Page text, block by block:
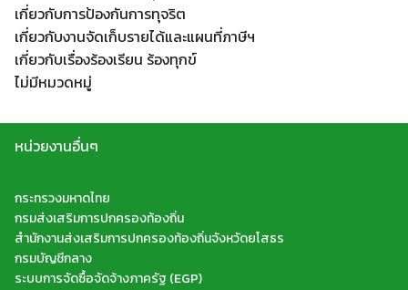
เกี่ยวกับการป้องกันการทุจริต
เกี่ยวกับงานจัดเก็บรายได้และแผนที่ภาษีฯ
เกี่ยวกับเรื่องร้องเรียน ร้องทุกข์
ไม่มีหมวดหมู่
หน่วยงานอื่นๆ
กระทรวงมหาดไทย
กรมส่งเสริมการปกครองท้องถิ่น
สำนักงานส่งเสริมการปกครองท้องถิ่นจังหวัดยโสธร
กรมบัญชีกลาง
ระบบการจัดซื้อจัดจ้างภาครัฐ (EGP)